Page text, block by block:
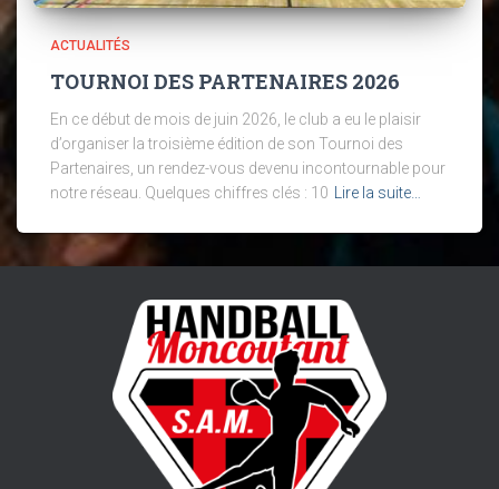
ACTUALITÉS
TOURNOI DES PARTENAIRES 2026
En ce début de mois de juin 2026, le club a eu le plaisir
d’organiser la troisième édition de son Tournoi des
Partenaires, un rendez-vous devenu incontournable pour
notre réseau. Quelques chiffres clés : 10 Lire la suite…